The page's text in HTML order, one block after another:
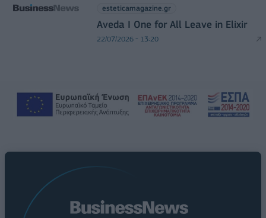
esteticamagazine.gr
Aveda I One for All Leave in Elixir
22/07/2026 - 13:20